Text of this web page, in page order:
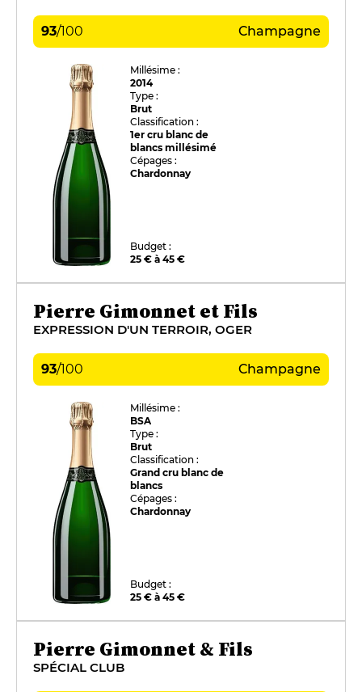
93/100 Champagne
Millésime :
2014
Type :
Brut
Classification :
1er cru blanc de
blancs millésimé
Cépages :
Chardonnay
Budget :
25 € à 45 €
Pierre Gimonnet et Fils
EXPRESSION D'UN TERROIR, OGER
93/100 Champagne
Millésime :
BSA
Type :
Brut
Classification :
Grand cru blanc de
blancs
Cépages :
Chardonnay
Budget :
25 € à 45 €
Pierre Gimonnet & Fils
SPÉCIAL CLUB